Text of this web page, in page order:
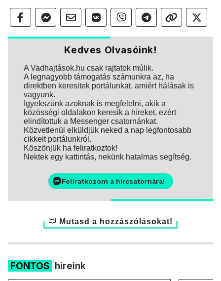
Kedves Olvasóink!
A Vadhajtások.hu csak rajtatok múlik.
A legnagyobb támogatás számunkra az, ha
direktben keresitek portálunkat, amiért hálásak is
vagyunk.
Igyekszünk azoknak is megfelelni, akik a
közösségi oldalakon keresik a híreket, ezért
elindítottuk a Messenger csatornánkat.
Közvetlenül elküldjük neked a nap legfontosabb
cikkeit portálunkról.
Köszönjük ha feliratkoztok!
Nektek egy kattintás, nekünk hatalmas segítség.
Feliratkozom a hírcsatornára!
Mutasd a hozzászólásokat!
FONTOS híreink